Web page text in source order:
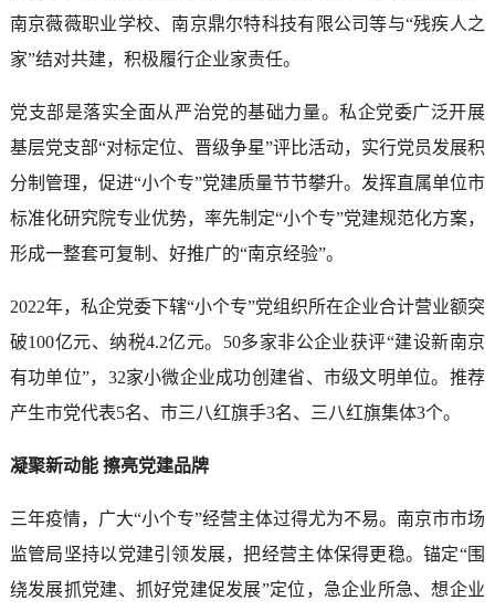
南京薇薇职业学校、南京鼎尔特科技有限公司等与“残疾人之
家”结对共建，积极履行企业家责任。
党支部是落实全面从严治党的基础力量。私企党委广泛开展
基层党支部“对标定位、晋级争星”评比活动，实行党员发展积
分制管理，促进“小个专”党建质量节节攀升。发挥直属单位市
标准化研究院专业优势，率先制定“小个专”党建规范化方案，
形成一整套可复制、好推广的“南京经验”。
2022年，私企党委下辖“小个专”党组织所在企业合计营业额突
破100亿元、纳税4.2亿元。50多家非公企业获评“建设新南京
有功单位”，32家小微企业成功创建省、市级文明单位。推荐
产生市党代表5名、市三八红旗手3名、三八红旗集体3个。
凝聚新动能 擦亮党建品牌
三年疫情，广大“小个专”经营主体过得尤为不易。南京市市场
监管局坚持以党建引领发展，把经营主体保得更稳。锚定“围
绕发展抓党建、抓好党建促发展”定位，急企业所急、想企业